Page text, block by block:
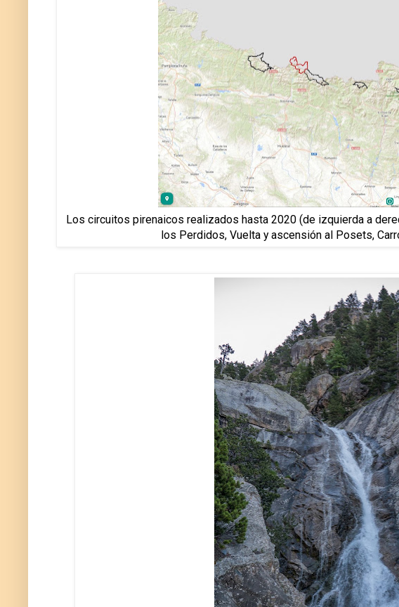
Los circuitos pirenaicos realizados hasta 2020 (de izquierda a
los Perdidos, Vuelta y ascensión al Posets,